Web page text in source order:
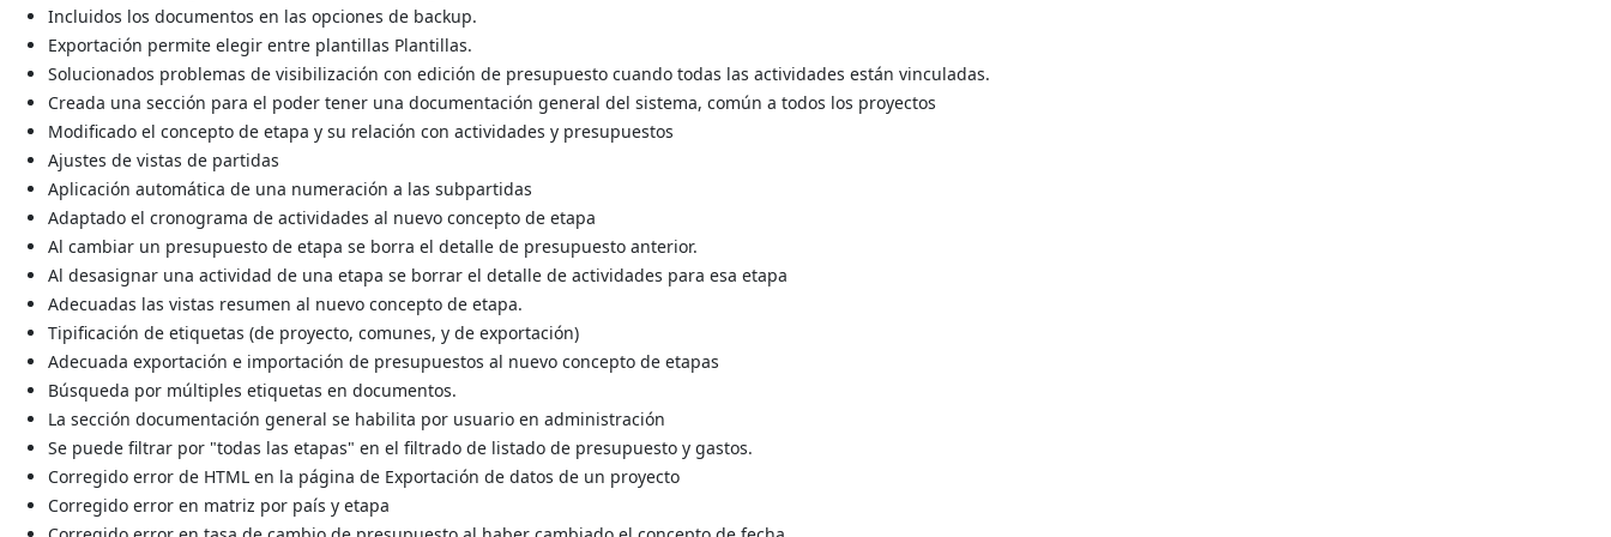
Incluidos los documentos en las opciones de backup.
Exportación permite elegir entre plantillas Plantillas.
Solucionados problemas de visibilización con edición de presupuesto cuando todas las actividades están vinculadas.
Creada una sección para el poder tener una documentación general del sistema, común a todos los proyectos
Modificado el concepto de etapa y su relación con actividades y presupuestos
Ajustes de vistas de partidas
Aplicación automática de una numeración a las subpartidas
Adaptado el cronograma de actividades al nuevo concepto de etapa
Al cambiar un presupuesto de etapa se borra el detalle de presupuesto anterior.
Al desasignar una actividad de una etapa se borrar el detalle de actividades para esa etapa
Adecuadas las vistas resumen al nuevo concepto de etapa.
Tipificación de etiquetas (de proyecto, comunes, y de exportación)
Adecuada exportación e importación de presupuestos al nuevo concepto de etapas
Búsqueda por múltiples etiquetas en documentos.
La sección documentación general se habilita por usuario en administración
Se puede filtrar por "todas las etapas" en el filtrado de listado de presupuesto y gastos.
Corregido error de HTML en la página de Exportación de datos de un proyecto
Corregido error en matriz por país y etapa